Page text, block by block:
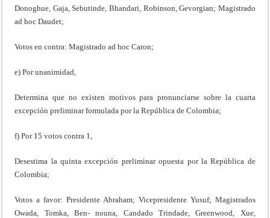
Donoghue, Gaja, Sebutinde, Bhandari, Robinson, Gevorgian; Magistrado
ad hoc Daudet;
Votos en contra: Magistrado ad hoc Caron;
e) Por unanimidad,
Determina que no existen motivos para pronunciarse sobre la cuarta
excepción preliminar formulada por la República de Colombia;
f) Por 15 votos contra 1,
Desestima la quinta excepción preliminar opuesta por la República de
Colombia;
Votos a favor: Presidente Abraham; Vicepresidente Yusuf; Magistrados
Owada, Tomka, Ben- nouna, Candado Trindade, Greenwood, Xue,